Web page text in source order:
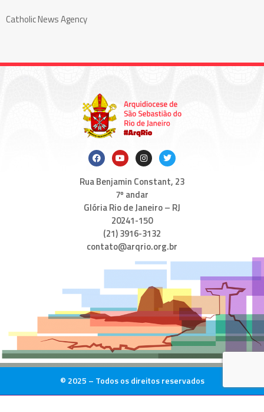
Catholic News Agency
Rua Benjamin Constant, 23
7º andar
Glória Rio de Janeiro – RJ
20241-150
(21) 3916-3132
contato@arqrio.org.br
© 2025 – Todos os direitos reservados